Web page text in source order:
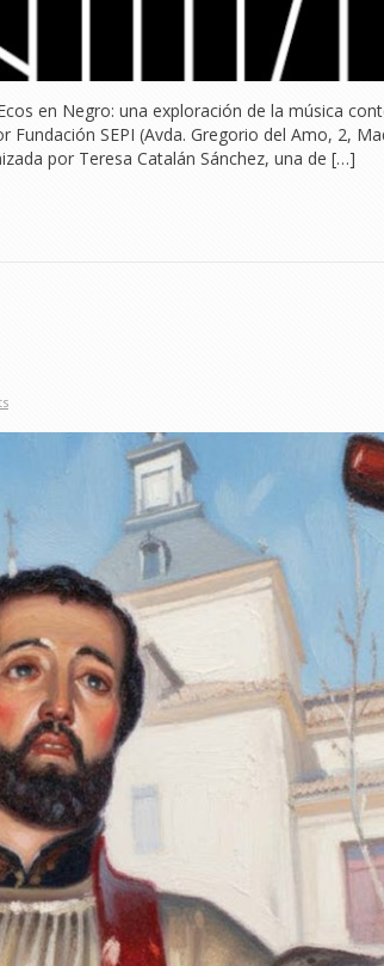
en Negro: una exploración de la música
SEPI (Avda. Gregorio del Amo, 2,
por Teresa Catalán Sánchez, una de […]